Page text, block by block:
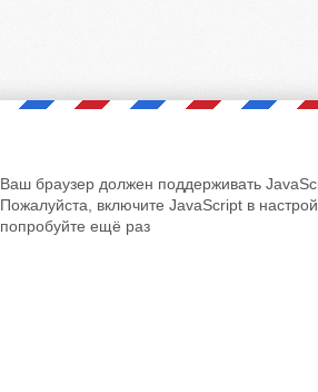
Ваш браузер должен поддерживать
Пожалуйста, включите JavaScript в
попробуйте ещё раз